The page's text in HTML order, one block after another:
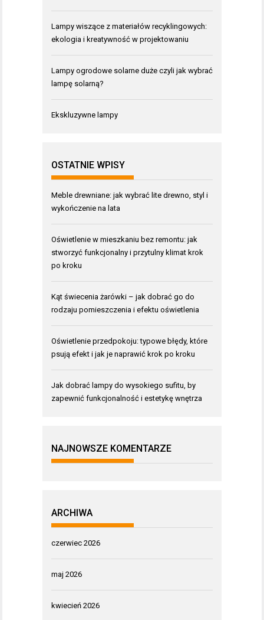
Lampy wiszące z materiałów recyklingowych:
ekologia i kreatywność w projektowaniu
Lampy ogrodowe solarne duże czyli jak wybrać
lampę solarną?
Ekskluzywne lampy
OSTATNIE WPISY
Meble drewniane: jak wybrać lite drewno, styl i
wykończenie na lata
Oświetlenie w mieszkaniu bez remontu: jak
stworzyć funkcjonalny i przytulny klimat krok
po kroku
Kąt świecenia żarówki – jak dobrać go do
rodzaju pomieszczenia i efektu oświetlenia
Oświetlenie przedpokoju: typowe błędy, które
psują efekt i jak je naprawić krok po kroku
Jak dobrać lampy do wysokiego sufitu, by
zapewnić funkcjonalność i estetykę wnętrza
NAJNOWSZE KOMENTARZE
ARCHIWA
czerwiec 2026
maj 2026
kwiecień 2026